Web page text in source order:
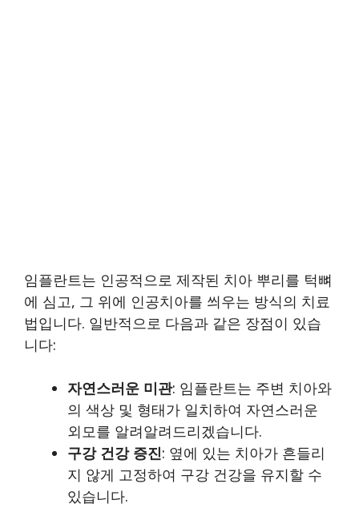
임플란트는 인공적으로 제작된 치아 뿌리를 턱뼈
에 심고, 그 위에 인공치아를 씌우는 방식의 치료
법입니다. 일반적으로 다음과 같은 장점이 있습
니다:
자연스러운 미관: 임플란트는 주변 치아와
의 색상 및 형태가 일치하여 자연스러운
외모를 알려알려드리겠습니다.
구강 건강 증진: 옆에 있는 치아가 흔들리
지 않게 고정하여 구강 건강을 유지할 수
있습니다.